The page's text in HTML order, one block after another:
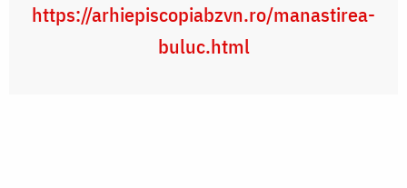
https://arhiepiscopiabzvn.ro/manastirea-
buluc.html